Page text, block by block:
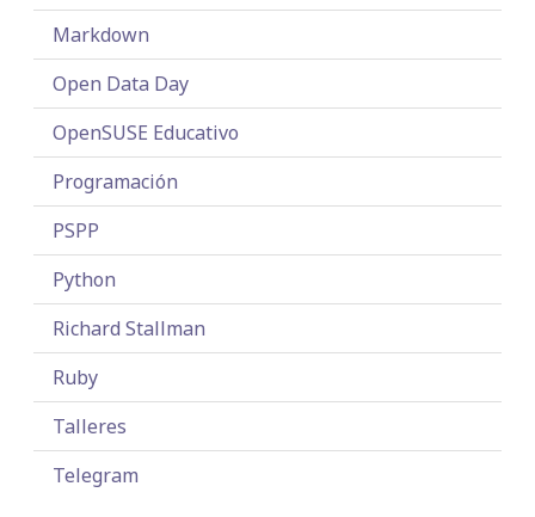
Markdown
Open Data Day
OpenSUSE Educativo
Programación
PSPP
Python
Richard Stallman
Ruby
Talleres
Telegram